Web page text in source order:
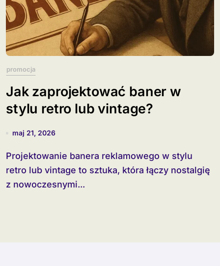
promocja
Jak zaprojektować baner w
stylu retro lub vintage?
maj 21, 2026
Projektowanie banera reklamowego w stylu
retro lub vintage to sztuka, która łączy nostalgię
z nowoczesnymi...